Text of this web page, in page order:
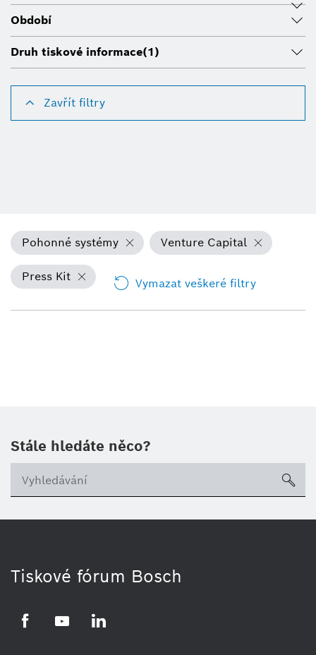
Období
Druh tiskové informace(1)
Zavřít filtry
Pohonné systémy Venture Capital
Press Kit Vymazat veškeré filtry
Stále hledáte něco?
Tiskové fórum Bosch